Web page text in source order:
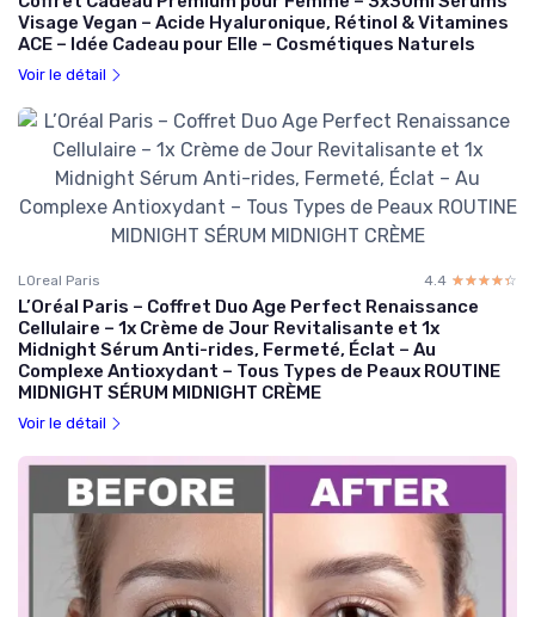
Visage Vegan – Acide Hyaluronique, Rétinol & Vitamines
ACE – Idée Cadeau pour Elle – Cosmétiques Naturels
Voir le détail
LOreal Paris 4.4 ☆☆☆☆☆
★★★★★
L’Oréal Paris – Coffret Duo Age Perfect Renaissance
Cellulaire – 1x Crème de Jour Revitalisante et 1x
Midnight Sérum Anti-rides, Fermeté, Éclat – Au
Complexe Antioxydant – Tous Types de Peaux ROUTINE
MIDNIGHT SÉRUM MIDNIGHT CRÈME
Voir le détail